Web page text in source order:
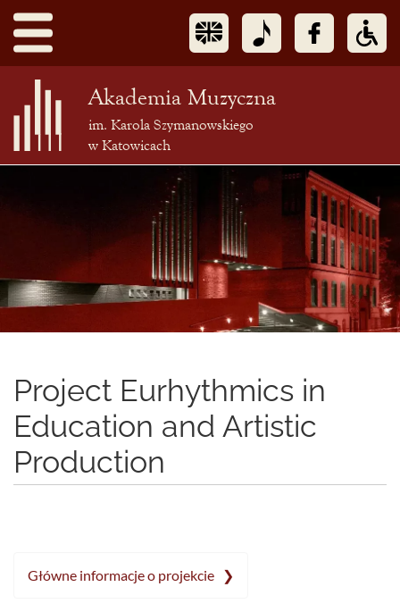
Akademia Muzyczna
im. Karola Szymanowskiego
w Katowicach
Project Eurhythmics in
Education and Artistic
Production
Główne informacje o projekcie ❯